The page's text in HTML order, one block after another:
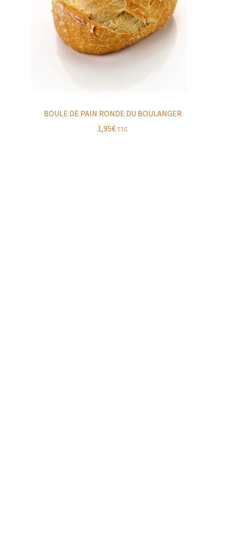
BOULE DE PAIN RONDE DU BOULANGER
1,95€ TTC